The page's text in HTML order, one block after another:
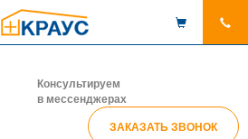
Консультируем
в мессенджерах
ЗАКАЗАТЬ ЗВОНОК